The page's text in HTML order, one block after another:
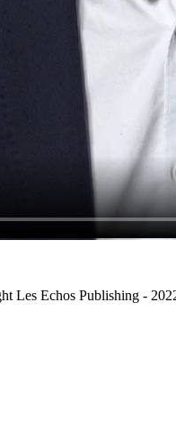
Les Echos Publishing -